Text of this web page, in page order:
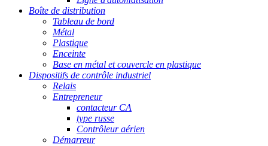
Boîte de distribution
Tableau de bord
Métal
Plastique
Enceinte
Base en métal et couvercle en plastique
Dispositifs de contrôle industriel
Relais
Entrepreneur
contacteur CA
type russe
Contrôleur aérien
Démarreur